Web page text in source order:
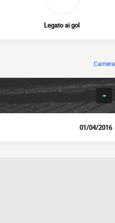
Legato ai gol
Carriera
-
01/04/2016